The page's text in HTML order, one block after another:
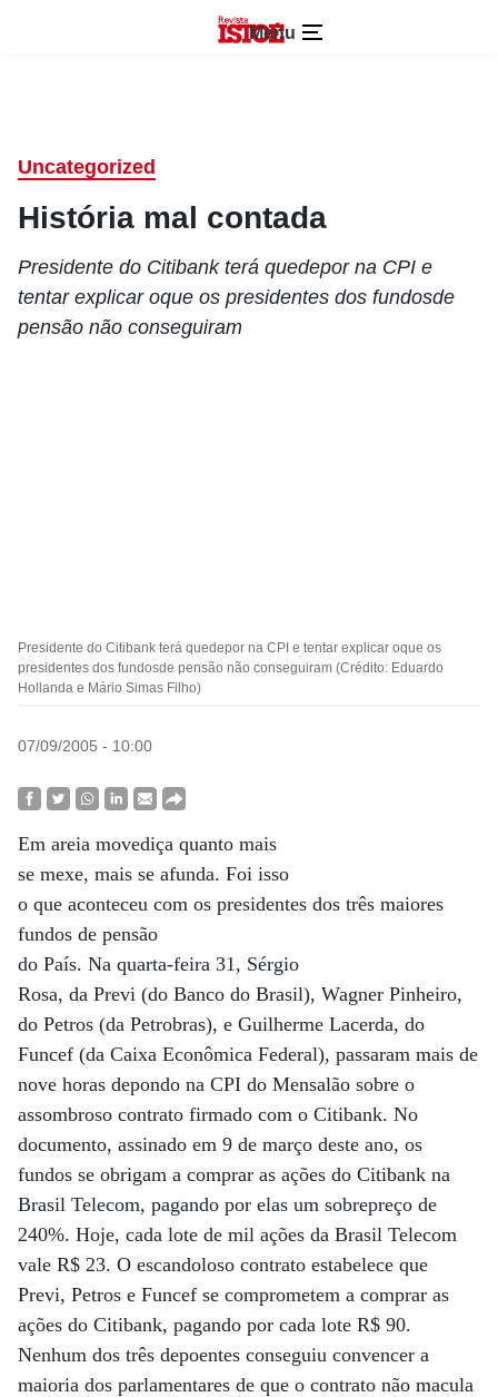
Menu
Uncategorized
História mal contada
Presidente do Citibank terá quedepor na CPI e
tentar explicar oque os presidentes dos fundosde
pensão não conseguiram
Presidente do Citibank terá quedepor na CPI e tentar explicar oque os
presidentes dos fundosde pensão não conseguiram (Crédito: Eduardo
Hollanda e Mário Simas Filho)
07/09/2005 - 10:00
Em areia movediça quanto mais
se mexe, mais se afunda. Foi isso
o que aconteceu com os presidentes dos três maiores
fundos de pensão
do País. Na quarta-feira 31, Sérgio
Rosa, da Previ (do Banco do Brasil), Wagner Pinheiro,
do Petros (da Petrobras), e Guilherme Lacerda, do
Funcef (da Caixa Econômica Federal), passaram mais de
nove horas depondo na CPI do Mensalão sobre o
assombroso contrato firmado com o Citibank. No
documento, assinado em 9 de março deste ano, os
fundos se obrigam a comprar as ações do Citibank na
Brasil Telecom, pagando por elas um sobrepreço de
240%. Hoje, cada lote de mil ações da Brasil Telecom
vale R$ 23. O escandoloso contrato estabelece que
Previ, Petros e Funcef se comprometem a comprar as
ações do Citibank, pagando por cada lote R$ 90.
Nenhum dos três depoentes conseguiu convencer a
maioria dos parlamentares de que o contrato não macula